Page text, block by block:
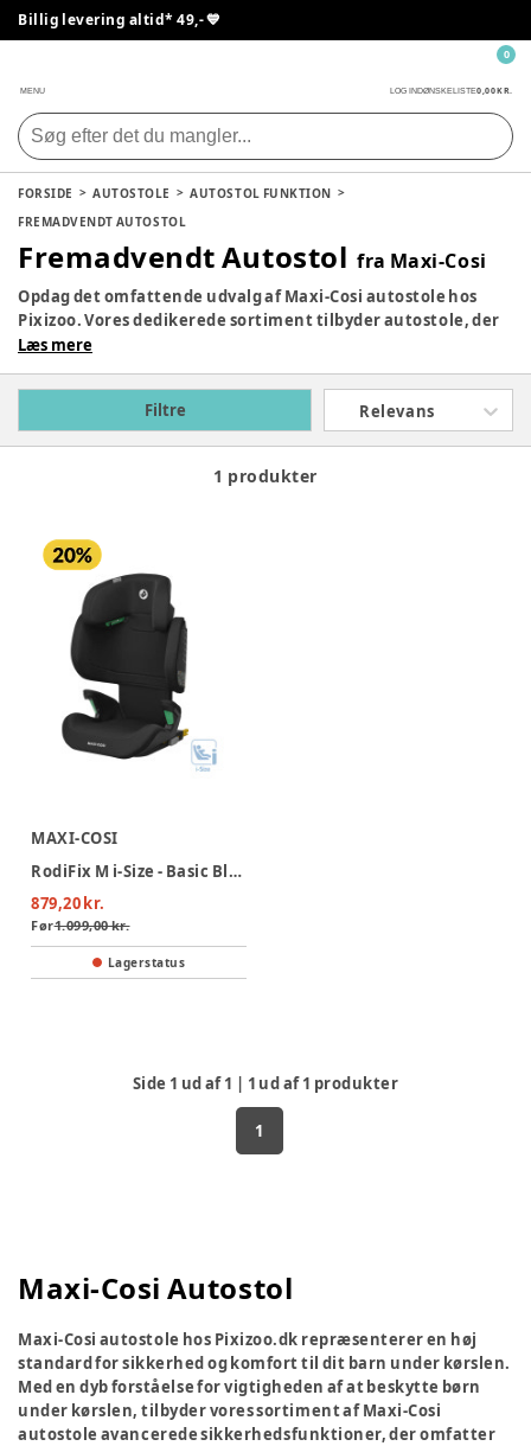
Billig levering altid* 49,- 💙
MENU LOG INDØNSKELISTE0,00 KR.
0
FORSIDE AUTOSTOLE
AUTOSTOL FUNKTION
FREMADVENDT AUTOSTOL
Fremadvendt Autostol fra Maxi-Cosi
Opdag det omfattende udvalg af Maxi-Cosi autostole hos
Pixizoo. Vores dedikerede sortiment tilbyder autostole, der
kombinerer førsteklasses sikkerhedsfunktioner med en
autostol til spædbørn eller til ældre børn, kan du finde den
perfekte Maxi-Cosi autostol, der opfylder dine behov og
sikrer dit barns tryghed under kørslen.
Læs mere
Filtre Relevans
1 produkter
MAXI-COSI
RodiFix M i-Size - Basic Black
879,20 kr.
Før1.099,00 kr.
Lagerstatus
Side 1 ud af1 | 1 ud af1 produkter
1
Maxi-Cosi Autostol
Maxi-Cosi autostole hos Pixizoo.dk repræsenterer en høj
standard for sikkerhed og komfort til dit barn under kørslen.
Med en dyb forståelse for vigtigheden af at beskytte børn
under kørslen, tilbyder vores sortiment af Maxi-Cosi
autostole avancerede sikkerhedsfunktioner, der omfatter